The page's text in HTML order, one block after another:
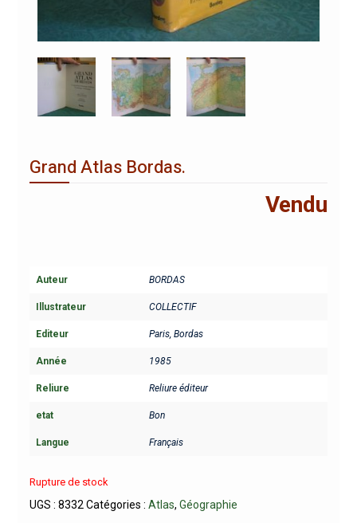
Grand Atlas Bordas.
Vendu
Auteur BORDAS
Illustrateur COLLECTIF
Editeur Paris, Bordas
Année 1985
Reliure Reliure éditeur
etat Bon
Langue Français
Rupture de stock
UGS : 8332 Catégories : Atlas, Géographie